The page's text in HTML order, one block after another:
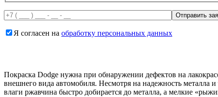
Я согласен на обработку персональных данных
Покраска Dodge нужна при обнаружении дефектов на
внешнего вида автомобиля. Несмотря на надежность
влаги ржавчина быстро добирается до металла, а мелкие